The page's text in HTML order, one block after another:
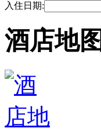
入住日期:
酒店地图